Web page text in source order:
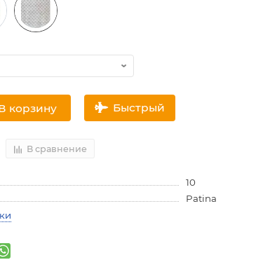
корзину Быстрый
В сравнение
10
Patina